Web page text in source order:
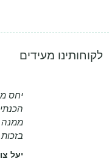
לקוחותינו מעידים
יחס
ממנה
יעל